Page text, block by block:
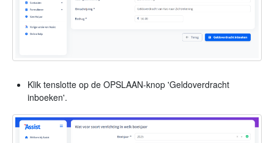
Klik tenslotte op de OPSLAAN-knop 'Geldoverdracht
inboeken'.